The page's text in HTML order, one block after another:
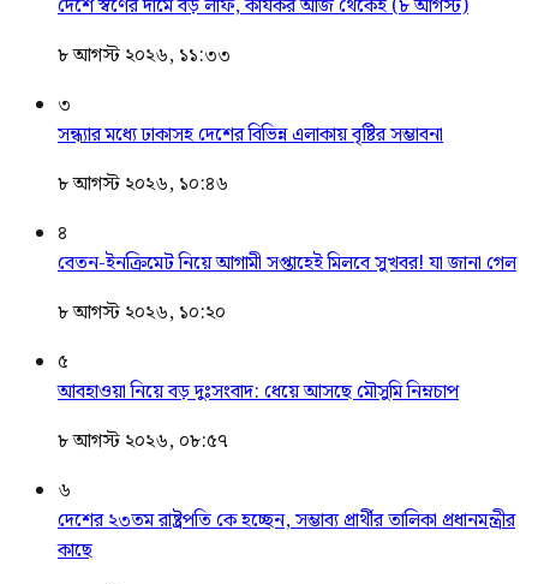
দেশে স্বর্ণের দামে বড় লাফ, কার্যকর আজ থেকেই (৮ আগস্ট)
৮ আগস্ট ২০২৬, ১১:৩৩
৩
সন্ধ্যার মধ্যে ঢাকাসহ দেশের বিভিন্ন এলাকায় বৃষ্টির সম্ভাবনা
৮ আগস্ট ২০২৬, ১০:৪৬
৪
বেতন-ইনক্রিমেট নিয়ে আগামী সপ্তাহেই মিলবে সুখবর! যা জানা গেল
৮ আগস্ট ২০২৬, ১০:২০
৫
আবহাওয়া নিয়ে বড় দুঃসংবাদ: ধেয়ে আসছে মৌসুমি নিম্নচাপ
৮ আগস্ট ২০২৬, ০৮:৫৭
৬
দেশের ২৩তম রাষ্ট্রপতি কে হচ্ছেন, সম্ভাব্য প্রার্থীর তালিকা প্রধানমন্ত্রীর
কাছে